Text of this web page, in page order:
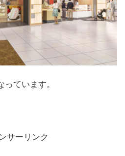
ています。
サーリンク